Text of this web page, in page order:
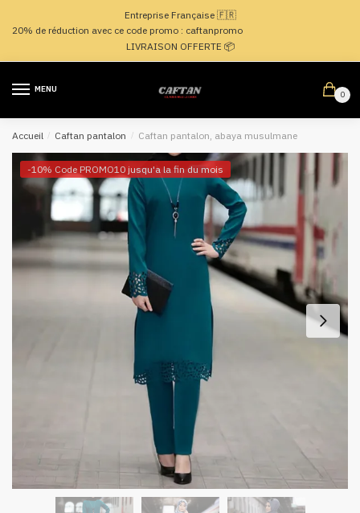
navigation
Entreprise Française 🇫🇷
20% de réduction avec ce code promo : caftanpromo
LIVRAISON OFFERTE 📦
MENU
0
Accueil / Caftan pantalon / Caftan pantalon, abaya musulmane
-10% Code PROMO10 jusqu'a la fin du mois